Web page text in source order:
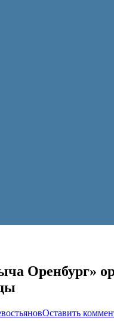
Оренбург»
Оставить